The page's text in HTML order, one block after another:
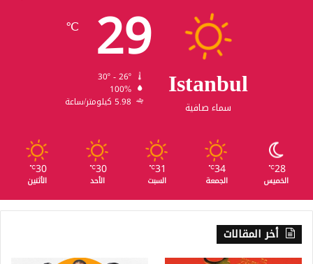
Istanbul
سماء صافية
29
℃
100%
5.98 كيلومتر/ساعة
28
℃
الخميس
34
℃
الجمعة
31
℃
السبت
30
℃
الأحد
30
℃
الأثنين
أخر المقالات